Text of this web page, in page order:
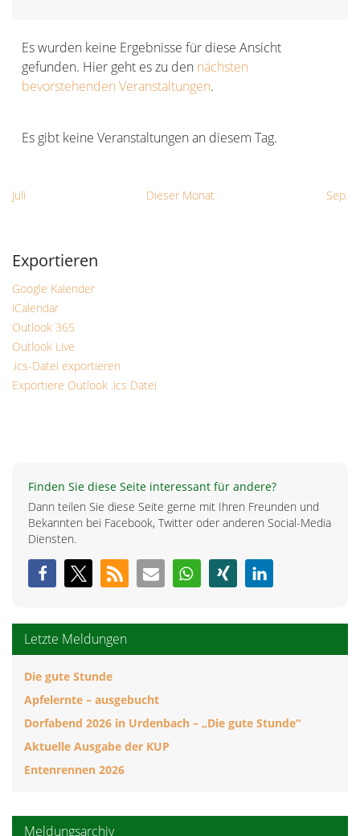
Hinweis
Es wurden keine Ergebnisse für diese Ansicht
gefunden. Hier geht es zu den nächsten
bevorstehenden Veranstaltungen.
Hinweis
Es gibt keine Veranstaltungen an diesem Tag.
Juli Dieser Monat Sep.
Google Kalender
iCalendar
Outlook 365
Outlook Live
.ics-Datei exportieren
Exportiere Outlook .ics Datei
Finden Sie diese Seite interessant für andere?
Dann teilen Sie diese Seite gerne mit Ihren Freunden und
Bekannten bei Facebook, Twitter oder anderen Social-Media
Diensten.
Letzte Meldungen
Die gute Stunde
Apfelernte – ausgebucht
Dorfabend 2026 in Urdenbach – „Die gute Stunde“
Aktuelle Ausgabe der KUP
Entenrennen 2026
Meldungsarchiv